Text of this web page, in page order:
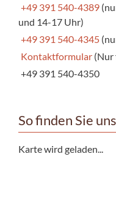
+49 391 540-4389
und 14-17 Uhr)
+49 391 540-4345
Kontaktformular (Nur
+49 391 540-4350
So finden Sie uns
Karte wird geladen...